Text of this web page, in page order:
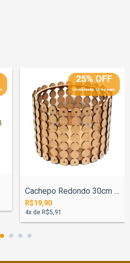
25% OFF
comprando 15 ou mais
Cachepo Redondo 30cm Perola 16mm
R$19,90
4x de R$5,91